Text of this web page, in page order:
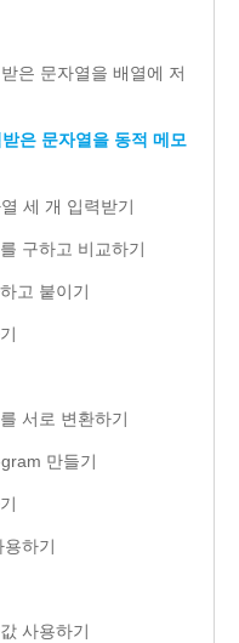
은 문자열을 배열에 저
은 문자열을 동적 메모
세 개 입력받기
구하고 비교하기
고 붙이기
서로 변환하기
만들기
하기
사용하기